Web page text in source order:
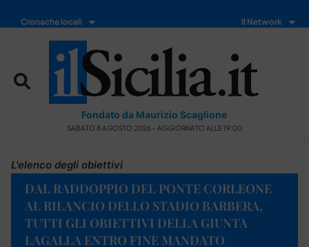
Cronache locali Il Network
Fondato da Maurizio Scaglione
SABATO 8 AGOSTO 2026 - AGGIORNATO ALLE 19:00
L'elenco degli obiettivi
DAL RADDOPPIO DEL PONTE CORLEONE
AL RILANCIO DELLO STADIO BARBERA,
TUTTI GLI OBIETTIVI DELLA GIUNTA
LAGALLA ENTRO FINE MANDATO